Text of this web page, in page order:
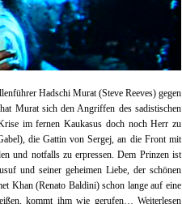
Hadschi Murat (Steve Reeves) gegen
Murat sich den Angriffen des sadistischen
im fernen Kaukasus doch noch Herr zu
die Gattin von Sergej, an die Front mit
und notfalls zu erpressen. Dem Prinzen ist
und seiner geheimen Liebe, der schönen
Khan (Renato Baldini) schon lange auf eine
kommt ihm wie gerufen… Weiterlesen